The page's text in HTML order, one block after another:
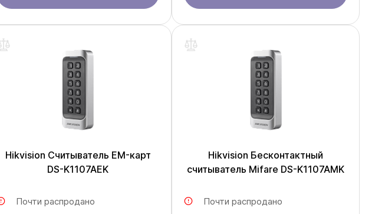
Hikvision Считыватель EM-карт
DS-K1107AEK
Почти распродано
Hikvision Бесконтактный
считыватель Mifare DS-K1107AMK
Почти распродано